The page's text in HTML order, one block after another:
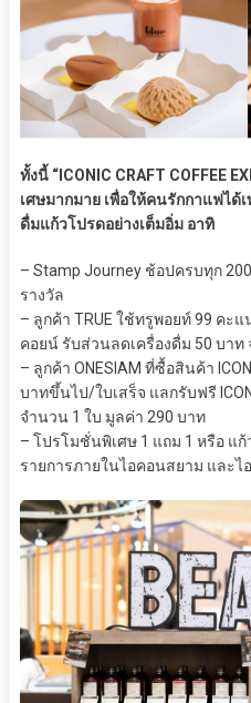
ทั้งนี้ “ICONIC CRAFT COFFEE
เศษมากมาย เพื่อให้คนรักกาแฟได้
ดื่มแก้วโปรดอย่างเต็มอิ่ม อาทิ
– Stamp Journey ช้อปครบทุก
รางวัล
– ลูกค้า TRUE ใช้ทรูพอยท์ 99 คะ
คอยน์ รับส่วนลดเครื่องดื่ม 50 บาท
– ลูกค้า ONESIAM ที่ซื้อสินค้า
บาทขึ้นไป/ใบเสร็จ แลกรับฟรี
จำนวน 1 ใบ มูลค่า 290 บาท
– โปรโมชั่นพิเศษ 1 แถม 1 หรือ แ
รายการภายในไอคอนสยาม และไ